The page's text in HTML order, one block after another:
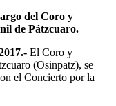
del Coro y
de Pátzcuaro.
El Coro y
(Osinpatz), se
el Concierto por la